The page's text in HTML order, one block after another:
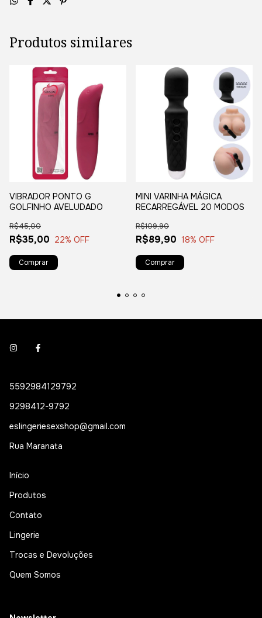
Produtos similares
VIBRADOR PONTO G
GOLFINHO AVELUDADO
R$35,00
R$45,00
22% OFF
Comprar
MINI VARINHA MÁGICA
RECARREGÁVEL 20 MODOS
R$89,90
R$109,90
18% OFF
Comprar
5592984129792
9298412-9792
eslingeriesexshop@gmail.com
Rua Maranata
Início
Produtos
Contato
Lingerie
Trocas e Devoluções
Quem Somos